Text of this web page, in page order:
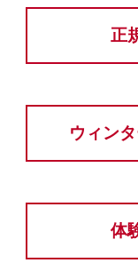
正
ウィン
体